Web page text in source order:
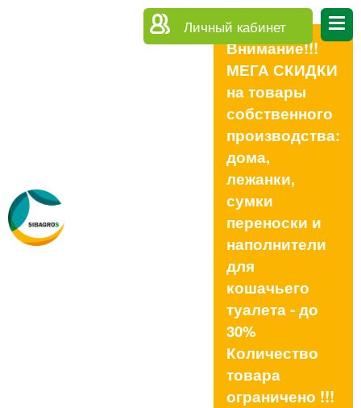
Личный кабинет
Внимание!!!
МЕГА СКИДКИ
на товары
собственного
производства:
дома,
лежанки,
сумки
переноски и
наполнители
для
кошачьего
туалета - до
30%
Количество
товара
ограничено !!!